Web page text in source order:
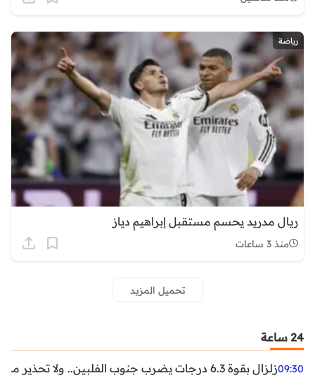
رياضة
ريال مدريد يحسم مستقبل إبراهيم دياز
منذ 3 ساعات
تحميل المزيد
24 ساعة
09:30زلزال بقوة 6.3 درجات يضرب جنوب الفلبين.. ولا تحذير من تسونامي حتى الآن